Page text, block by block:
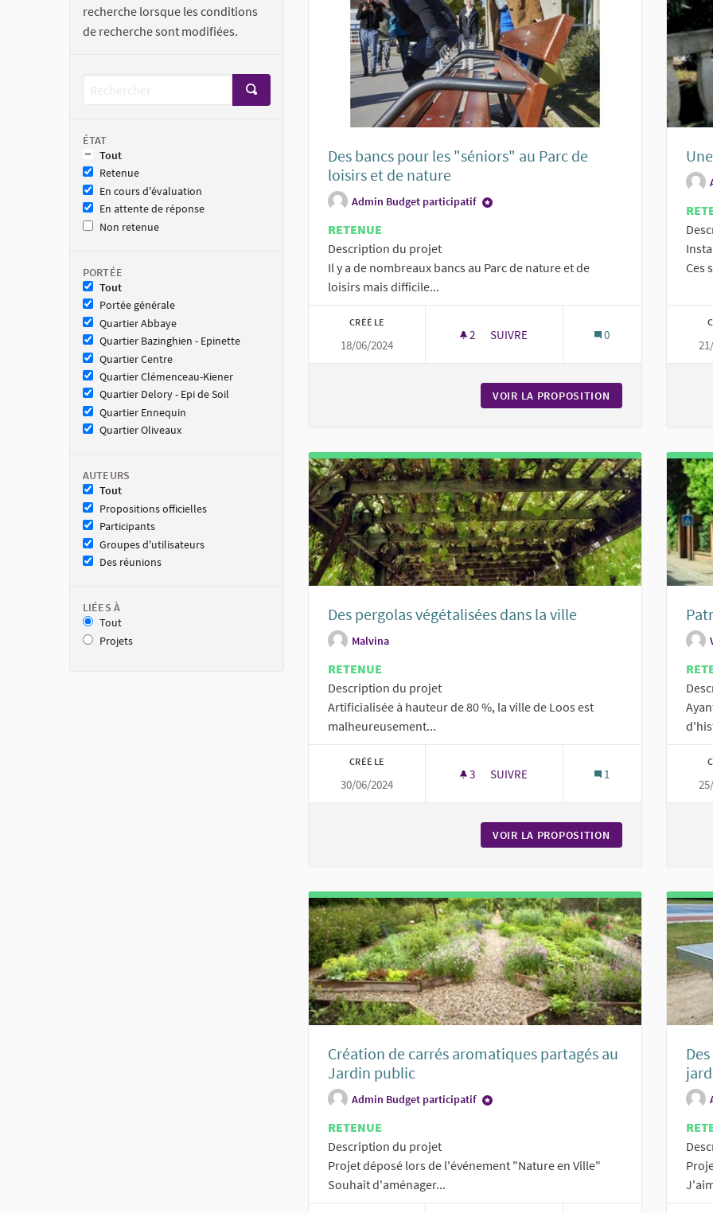
recherche lorsque les conditions
de recherche sont modifiées.
ÉTAT
Tout
Retenue
En cours d'évaluation
En attente de réponse
Non retenue
PORTÉE
Tout
Portée générale
Quartier Abbaye
Quartier Bazinghien - Epinette
Quartier Centre
Quartier Clémenceau-Kiener
Quartier Delory - Epi de Soil
Quartier Ennequin
Quartier Oliveaux
AUTEURS
Tout
Propositions officielles
Participants
Groupes d'utilisateurs
Des réunions
LIÉES À
Tout
Projets
Des bancs pour les "séniors" au Parc de
loisirs et de nature
Admin Budget participatif
RETENUE
Description du projet
Il y a de nombreaux bancs au Parc de nature et de
loisirs mais difficile...
CRÉÉ LE
18/06/2024
2 2 ABONNÉS
SUIVRE
DES BANCS POUR LES "SÉNIORS" AU PARC
0
VOIR LA PROPOSITION DES BANCS POUR
Ces
Des pergolas végétalisées dans la ville
Malvina
RETENUE
Description du projet
Artificialisée à hauteur de 80 %, la ville de Loos est
malheureusement...
CRÉÉ LE
30/06/2024
3 3 ABONNÉS
SUIVRE
DES PERGOLAS VÉGÉTALISÉES DANS LA
1
VOIR LA PROPOSITION DES PERGOLAS
Création de carrés aromatiques partagés au
Jardin public
Admin Budget participatif
RETENUE
Description du projet
Projet déposé lors de l'événement "Nature en Ville"
Souhait d'aménager...